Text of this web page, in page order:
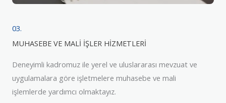
03.
MUHASEBE VE MALİ İŞLER HİZMETLERİ
Deneyimli kadromuz ile yerel ve uluslararası mevzuat ve
uygulamalara göre işletmelere muhasebe ve mali
işlemlerde yardımcı olmaktayız.